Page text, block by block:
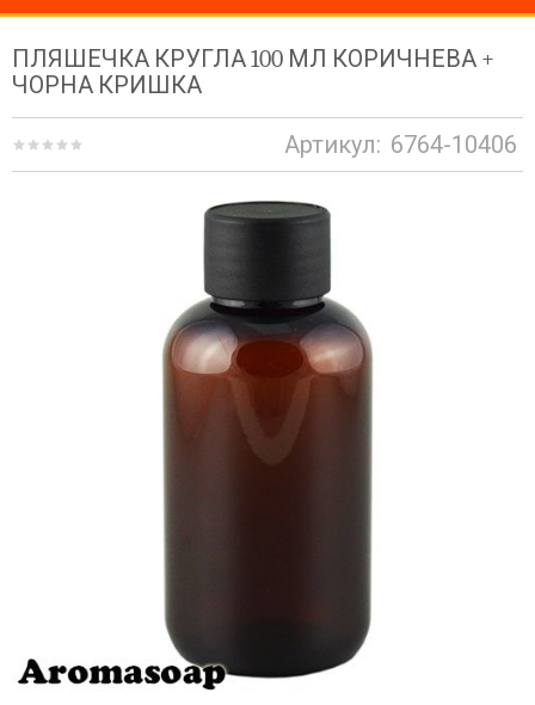
ПЛЯШЕЧКА КРУГЛА 100 МЛ КОРИЧНЕВА +
ЧОРНА КРИШКА
Артикул: 6764-10406